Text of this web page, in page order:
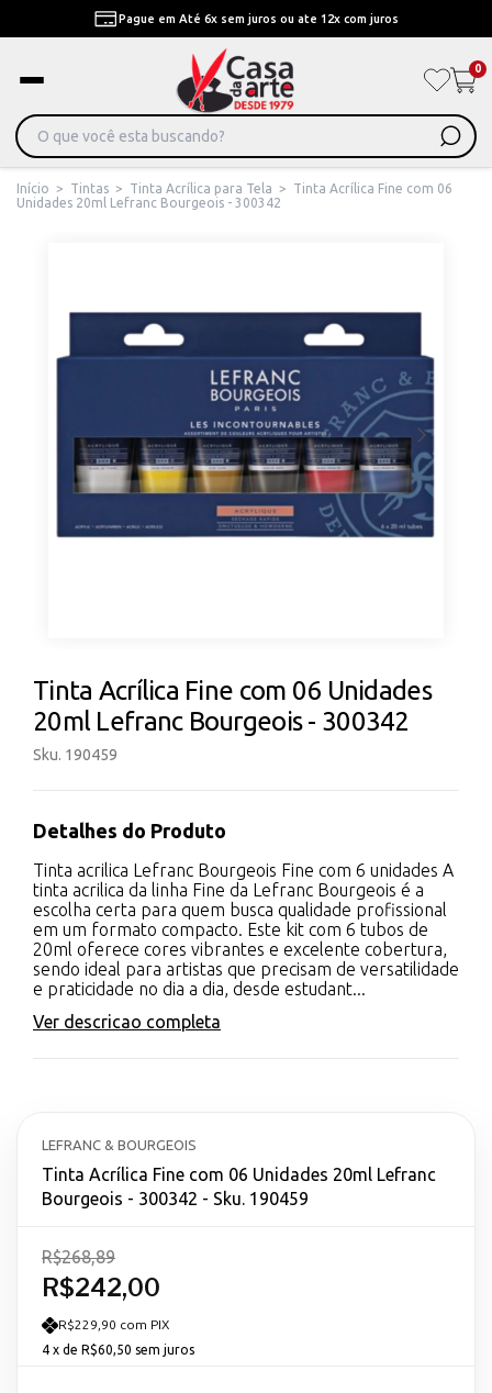
Pague em Até 6x sem juros ou ate 12x com juros
0
Início > Tintas > Tinta Acrílica para Tela >
Tinta Acrílica Fine com 06
Unidades 20ml Lefranc Bourgeois - 300342
Tinta Acrílica Fine com 06 Unidades
20ml Lefranc Bourgeois - 300342
Sku. 190459
Detalhes do Produto
Tinta acrilica Lefranc Bourgeois Fine com 6 unidades A
tinta acrilica da linha Fine da Lefranc Bourgeois é a
escolha certa para quem busca qualidade profissional
em um formato compacto. Este kit com 6 tubos de
20ml oferece cores vibrantes e excelente cobertura,
sendo ideal para artistas que precisam de versatilidade
e praticidade no dia a dia, desde estudant...
Ver descricao completa
LEFRANC & BOURGEOIS
Tinta Acrílica Fine com 06 Unidades 20ml Lefranc
Bourgeois - 300342 - Sku. 190459
R$242,00
R$268,89
R$229,90 com PIX
4 x de R$60,50 sem juros